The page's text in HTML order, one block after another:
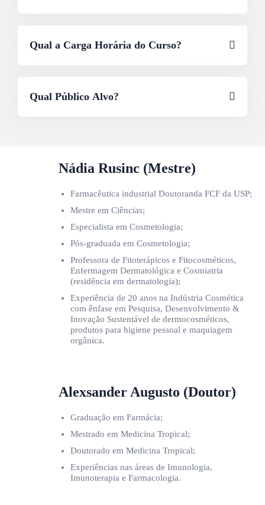
Qual a Carga Horária do Curso?
Qual Público Alvo?
Nádia Rusinc (Mestre)
Farmacêutica industrial Doutoranda FCF da USP;
Mestre em Ciências;
Especialista em Cosmetologia;
Pós-graduada em Cosmetologia;
Professora de Fitoterápicos e Fitocosméticos,
Enfermagem Dermatológica e Cosmiatria
(residência em dermatologia);
Experiência de 20 anos na Indústria Cosmética
com ênfase em Pesquisa, Desenvolvimento &
Inovação Sustentável de dermocosméticos,
produtos para higiene pessoal e maquiagem
orgânica.
Alexsander Augusto (Doutor)
Graduação em Farmácia;
Mestrado em Medicina Tropical;
Doutorado em Medicina Tropical;
Experiências nas áreas de Imunologia,
Imunoterapia e Farmacologia.